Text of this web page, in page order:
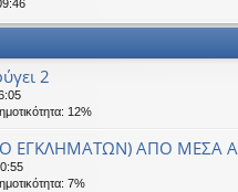
2
12%
ΕΓΚΛΗΜΑΤΩΝ) ΑΠΟ ΜΕΣΑ
7%